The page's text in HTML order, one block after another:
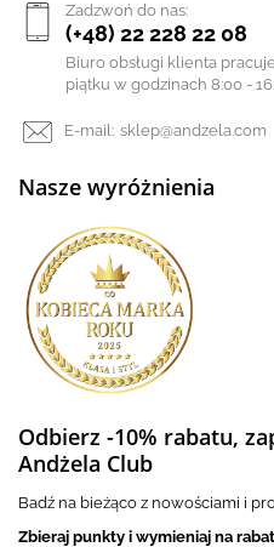
Zadzwoń do nas:
(+48) 22 228 22 08
Biuro obsługi klienta
piątku w godzinach 8:00 -
E-mail: sklep@andzela.com
Nasze wyróżnienia
Odbierz -10% rabatu,
Andżela Club
Badź na bieżąco z nowościami i
Zbieraj punkty i wymieniaj na